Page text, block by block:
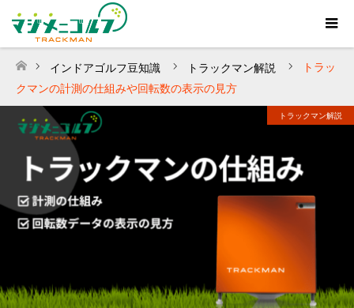
ホームインドアゴルフ豆知識 トラックマン解説
トラッ
クマンの計測の仕組みや回転数の表示の見方
トラックマン解説